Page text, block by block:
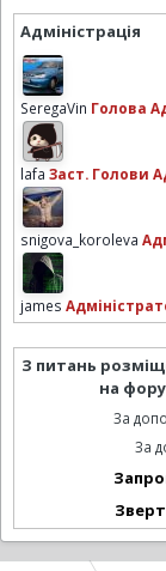
Адміністрація
SeregaVin Голова
lafa Заст. Голови
snigova_koroleva
james
З питань
на
За
За